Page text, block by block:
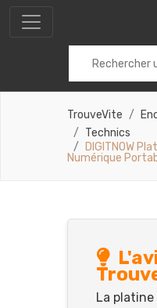
TrouveVite
Technics
DIGITNOW
Numérique
La